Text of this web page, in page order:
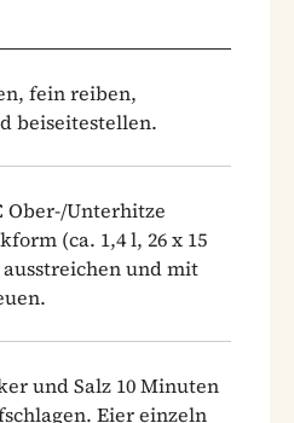
fein reiben,
beiseitestellen.
Ober-/Unterhitze
(ca. 1,4 l, 26 x 15
und mit
und Salz 10 Minuten
Eier einzeln